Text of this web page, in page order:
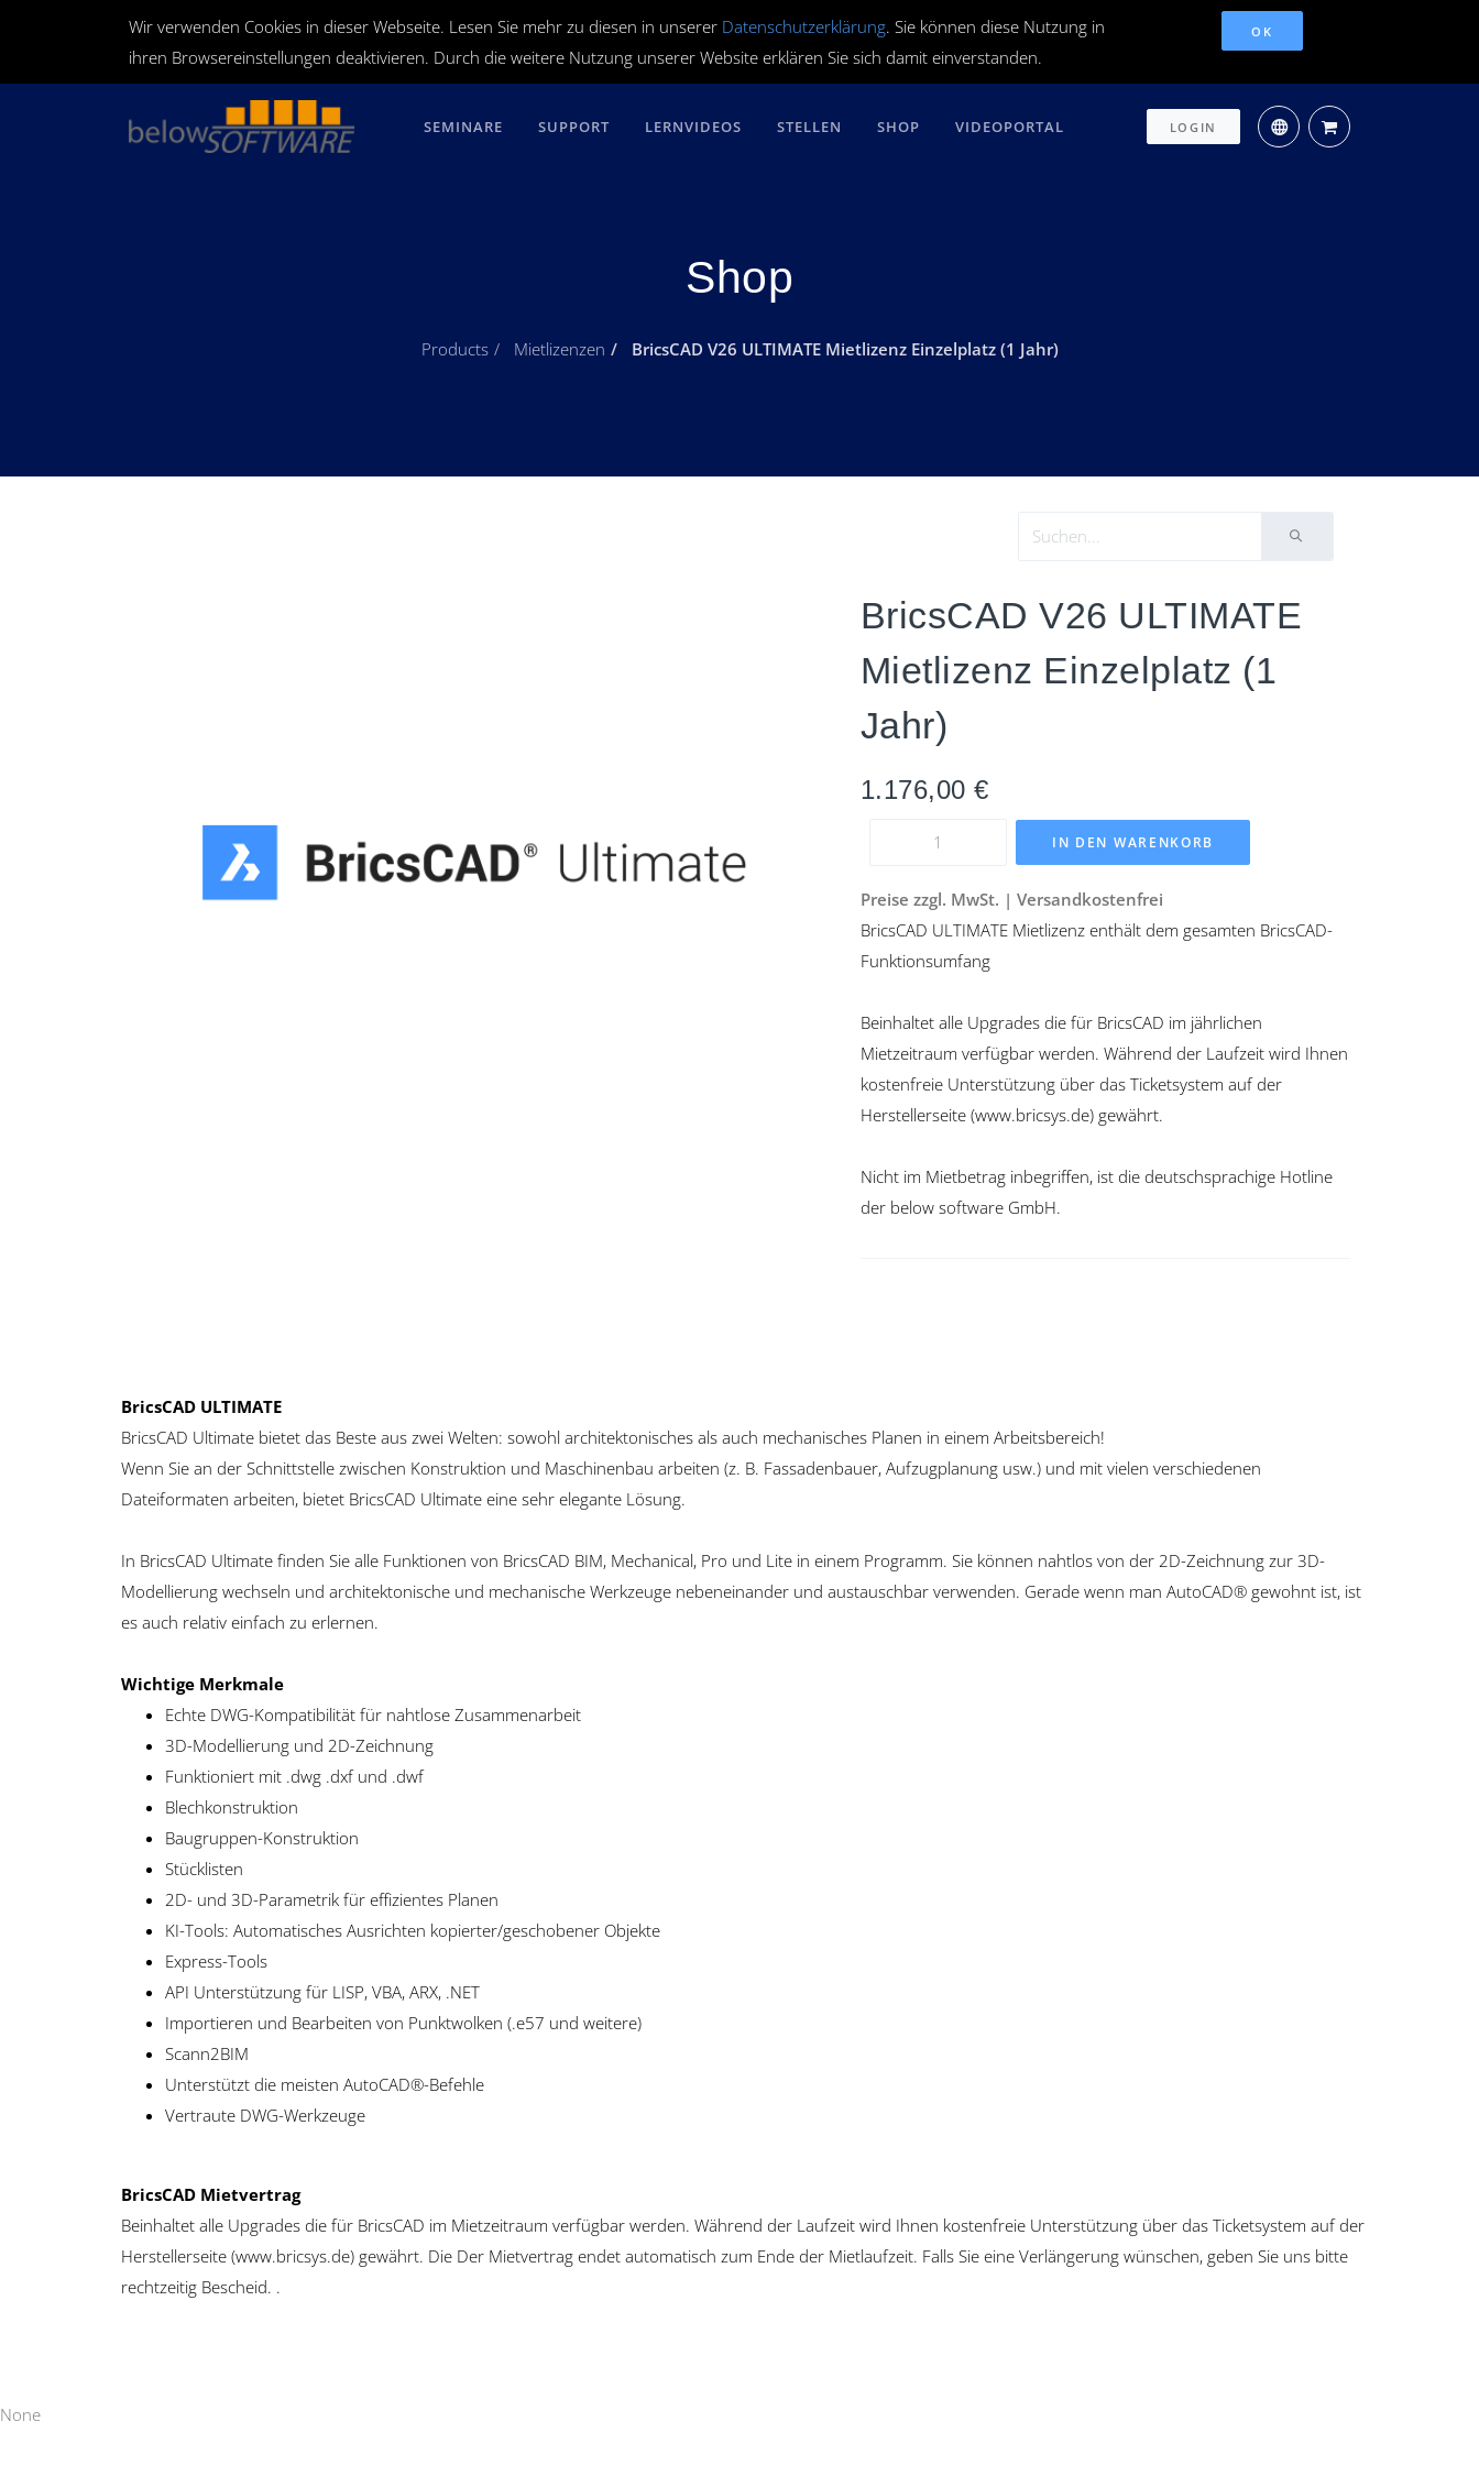
Wir verwenden Cookies in dieser Webseite. Lesen Sie mehr zu diesen in unserer Datenschutzerklärung. Sie können diese Nutzung in
ihren Browsereinstellungen deaktivieren. Durch die weitere Nutzung unserer Website erklären Sie sich damit einverstanden.
OK
SEMINARE SUPPORT LERNVIDEOS STELLEN SHOP VIDEOPORTAL LOGIN
Shop
Products Mietlizenzen BricsCAD V26 ULTIMATE Mietlizenz Einzelplatz (1 Jahr)
BricsCAD V26 ULTIMATE
Mietlizenz Einzelplatz (1
Jahr)
1.176,00 €
IN DEN WARENKORB
Preise zzgl. MwSt. | Versandkostenfrei
BricsCAD ULTIMATE Mietlizenz enthält dem gesamten BricsCAD-
Funktionsumfang
Beinhaltet alle Upgrades die für BricsCAD im jährlichen
Mietzeitraum verfügbar werden. Während der Laufzeit wird Ihnen
kostenfreie Unterstützung über das Ticketsystem auf der
Herstellerseite (www.bricsys.de) gewährt.
Nicht im Mietbetrag inbegriffen, ist die deutschsprachige Hotline
der below software GmbH.
BricsCAD ULTIMATE
BricsCAD Ultimate bietet das Beste aus zwei Welten: sowohl architektonisches als auch mechanisches Planen in einem Arbeitsbereich!
Wenn Sie an der Schnittstelle zwischen Konstruktion und Maschinenbau arbeiten (z. B. Fassadenbauer, Aufzugplanung usw.) und mit vielen verschiedenen
Dateiformaten arbeiten, bietet BricsCAD Ultimate eine sehr elegante Lösung.
In BricsCAD Ultimate finden Sie alle Funktionen von BricsCAD BIM, Mechanical, Pro und Lite in einem Programm. Sie können nahtlos von der 2D-Zeichnung zur 3D-
Modellierung wechseln und architektonische und mechanische Werkzeuge nebeneinander und austauschbar verwenden. Gerade wenn man AutoCAD® gewohnt ist, ist
es auch relativ einfach zu erlernen.
Wichtige Merkmale
Echte DWG-Kompatibilität für nahtlose Zusammenarbeit
3D-Modellierung und 2D-Zeichnung
Funktioniert mit .dwg .dxf und .dwf
Blechkonstruktion
Baugruppen-Konstruktion
Stücklisten
2D- und 3D-Parametrik für effizientes Planen
KI-Tools: Automatisches Ausrichten kopierter/geschobener Objekte
Express-Tools
API Unterstützung für LISP, VBA, ARX, .NET
Importieren und Bearbeiten von Punktwolken (.e57 und weitere)
Scann2BIM
Unterstützt die meisten AutoCAD®-Befehle
Vertraute DWG-Werkzeuge
BricsCAD Mietvertrag
Beinhaltet alle Upgrades die für BricsCAD im Mietzeitraum verfügbar werden. Während der Laufzeit wird Ihnen kostenfreie Unterstützung über das Ticketsystem auf der
Herstellerseite (www.bricsys.de) gewährt. Die Der Mietvertrag endet automatisch zum Ende der Mietlaufzeit. Falls Sie eine Verlängerung wünschen, geben Sie uns bitte
rechtzeitig Bescheid. .
None